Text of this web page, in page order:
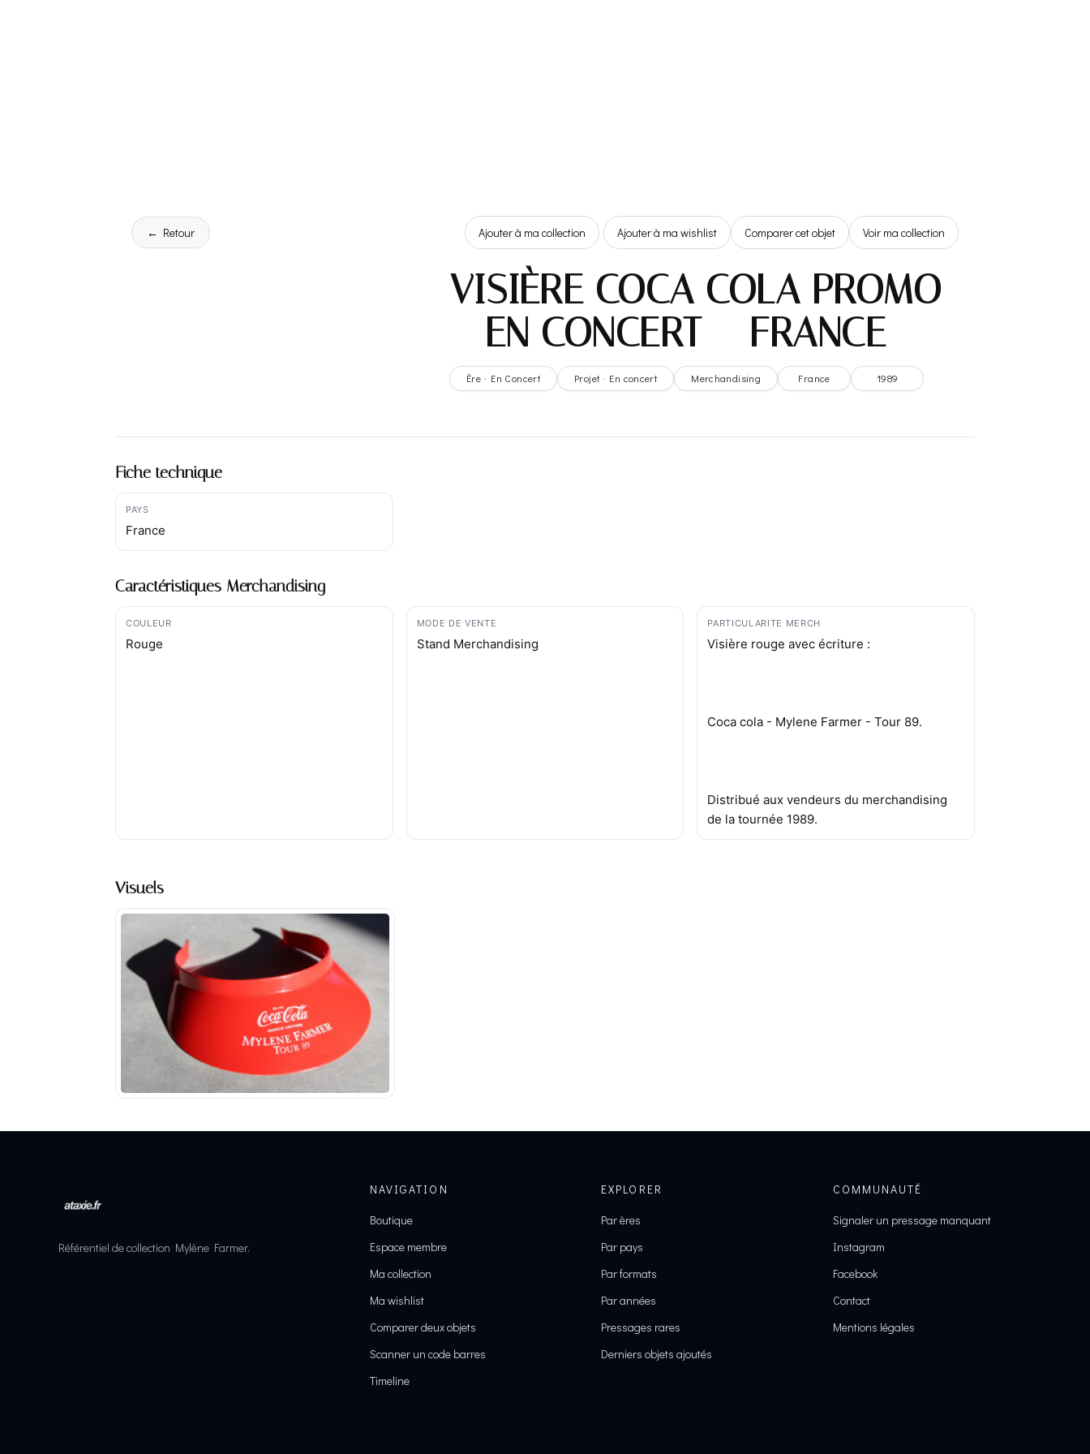
← Retour Ajouter à ma collection Ajouter à ma wishlist Comparer cet objet Voir ma collection
VISIÈRE COCA COLA PROMO
– EN CONCERT – FRANCE
Ère · En Concert Projet · En concert Merchandising France 1989
Fiche technique
PAYS
France
Caractéristiques Merchandising
COULEUR
Rouge
MODE DE VENTE
Stand Merchandising
PARTICULARITE MERCH
Visière rouge avec écriture :
Coca cola - Mylene Farmer - Tour 89.
Distribué aux vendeurs du merchandising
de la tournée 1989.
Visuels
Référentiel de collection Mylène Farmer.
NAVIGATION
Boutique
Espace membre
Ma collection
Ma wishlist
Comparer deux objets
Scanner un code barres
Timeline
EXPLORER
Par ères
Par pays
Par formats
Par années
Pressages rares
Derniers objets ajoutés
COMMUNAUTÉ
Signaler un pressage manquant
Instagram
Facebook
Contact
Mentions légales